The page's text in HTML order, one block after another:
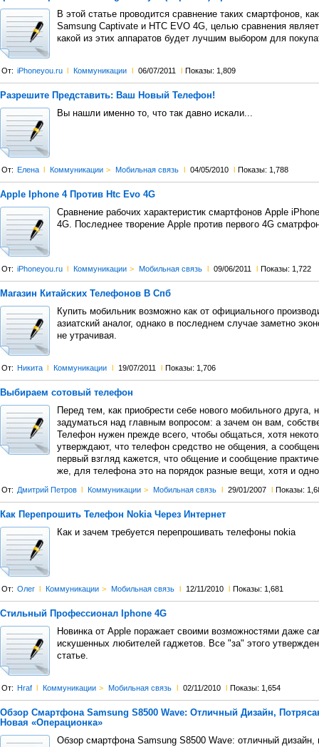
В этой статье проводится сравнение таких смартфонов,
Samsung Captivate и HTC EVO 4G, целью сравнения
какой из этих аппаратов будет лучшим выбором для
От: iPhoneyou.ru l Коммуникации l 06/07/2011 l Показы: 1,809
Разрешите Представить: Ваш Новый Телефон!
Вы нашли именно то, что так давно искали...
От: Елена l Коммуникации > Мобильная связь l 04/05/2010 l Показы: 1,788
Apple Iphone 4 Против Htc Evo 4G
Сравнение рабочих характеристик смартфонов Apple
4G. Последнее творение Apple против первого 4G
От: iPhoneyou.ru l Коммуникации > Мобильная связь l 09/06/2011 l Показы: 1,722
Магазин Китайских Телефонов В Спб
Купить мобильник возможно как от официального
азиатский аналог, однако в последнем случае заметно
не утрачивая.
От: Никита l Коммуникации l 19/07/2011 l Показы: 1,706
Выбираем сотовый телефон
Перед тем, как приобрести себе нового мобильного друга,
задуматься над главным вопросом: а зачем он вам,
Телефон нужен прежде всего, чтобы общаться, хотя
утверждают, что телефон средство не общения, а
первый взгляд кажется, что общение и сообщение
же, для телефона это на порядок разные вещи, хотя и
От: Дмитрий Петров l Коммуникации > Мобильная связь l 29/01/2007 l Показы:
Как Перепрошить Телефон Nokia Через Интернет
Как и зачем требуется перепрошивать телефоны nokia
От: Олег l Коммуникации > Мобильная связь l 12/11/2010 l Показы: 1,681
Стильный Профессионал Iphone 4G
Новинка от Apple поражает своими возможностями даже
искушенных любителей гаджетов. Все "за" этого
статье.
От: Hraf l Коммуникации > Мобильная связь l 02/11/2010 l Показы: 1,654
Обзор Смартфона Samsung S8500 Wave: Отличный Дизайн,
Новая «Операционка»
Обзор смартфона Samsung S8500 Wave: отличный